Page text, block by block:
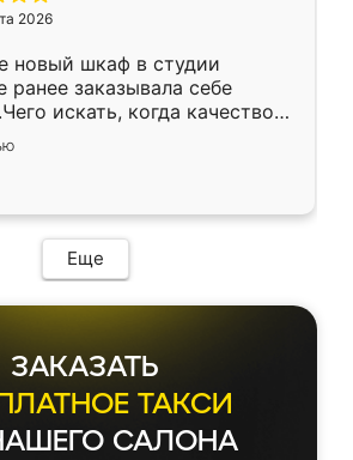
2026
новый шкаф в студии
ранее заказывала себе
искать, когда качеством
Служит кухня уже почти
нет.
Еще
ЗАКАЗАТЬ
ТАКСИ
САЛОНА